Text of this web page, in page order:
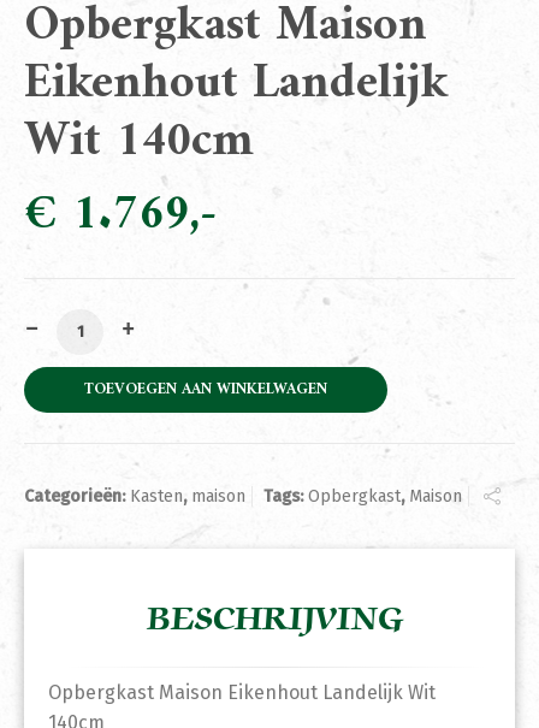
Opbergkast Maison
Eikenhout Landelijk
Wit 140cm
€ 1.769
Opbergkast Maison Eikenhout Landelijk Wit 140cm
TOEVOEGEN AAN WINKELWAGEN
Categorieën: Kasten, maison Tags:Opbergkast, Maison
BESCHRIJVING
Opbergkast Maison Eikenhout Landelijk Wit
140cm